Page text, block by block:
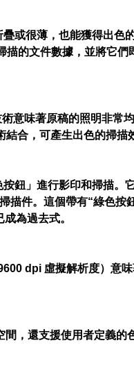
或很薄，也能獲得出色
的文件數據，並將它
意味著原稿的照明非常
合，可產生出色的掃描
鈕」進行影印和掃描。
描件。這個帶有“綠色按
為過去式。
dpi 虛擬解析度）意
，還支援使用者定義